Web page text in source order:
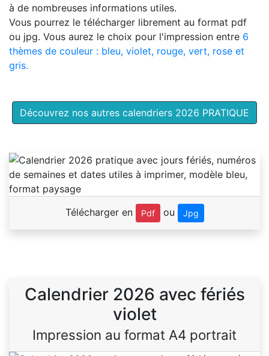
à de nombreuses informations utiles.
Vous pourrez le télécharger librement au format pdf
ou jpg. Vous aurez le choix pour l'impression entre 6
thèmes de couleur : bleu, violet, rouge, vert, rose et
gris.
Découvrez nos autres calendriers 2026 PRATIQUE
Télécharger en Pdf ou Jpg
Calendrier 2026 avec fériés
violet
Impression au format A4 portrait